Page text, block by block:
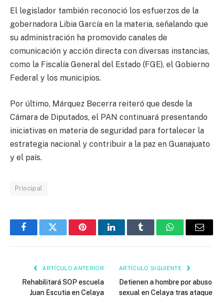
El legislador también reconoció los esfuerzos de la
gobernadora Libia García en la materia, señalando que
su administración ha promovido canales de
comunicación y acción directa con diversas instancias,
como la Fiscalía General del Estado (FGE), el Gobierno
Federal y los municipios.
Por último, Márquez Becerra reiteró que desde la
Cámara de Diputados, el PAN continuará presentando
iniciativas en materia de seguridad para fortalecer la
estrategia nacional y contribuir a la paz en Guanajuato
y el país.
Principal
FacebookTwitter PinterestLinkedInTumblr WhatsAppEmail
ARTÍCULO ANTERIOR
Rehabilitará SOP escuela
Juan Escutia en Celaya
ARTÍCULO SIGUIENTE
Detienen a hombre por abuso
sexual en Celaya tras ataque